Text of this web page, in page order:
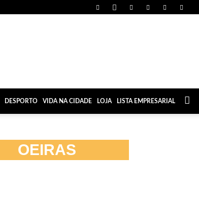
DESPORTO VIDA NA CIDADE LOJA LISTA EMPRESARIAL
OEIRAS